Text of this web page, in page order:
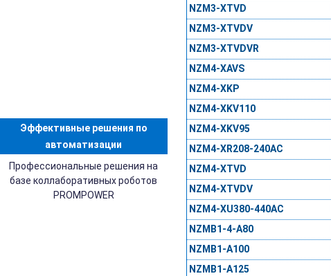
Эффективные решения по
автоматизации
Профессиональные решения на
базе коллаборативных роботов
PROMPOWER
NZM3-XTVD
NZM3-XTVDV
NZM3-XTVDVR
NZM4-XAVS
NZM4-XKP
NZM4-XKV110
NZM4-XKV95
NZM4-XR208-240AC
NZM4-XTVD
NZM4-XTVDV
NZM4-XU380-440AC
NZMB1-4-A80
NZMB1-A100
NZMB1-A125